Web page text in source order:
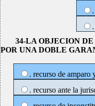
34-LA OBJECION
POR UNA DOBLE
. recurso de amparo
. recurso ante la